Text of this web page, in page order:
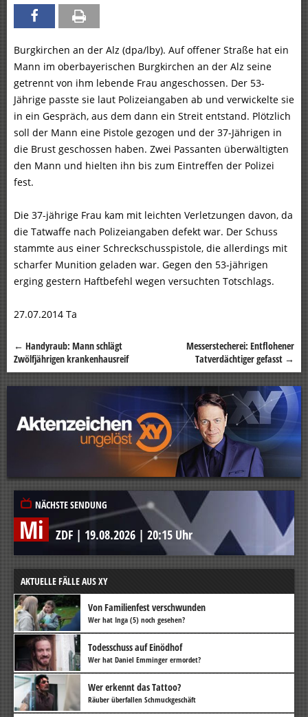
Burgkirchen an der Alz (dpa/lby). Auf offener Straße hat ein
Mann im oberbayerischen Burgkirchen an der Alz seine
getrennt von ihm lebende Frau angeschossen. Der 53-
Jährige passte sie laut Polizeiangaben ab und verwickelte sie
in ein Gespräch, aus dem dann ein Streit entstand. Plötzlich
soll der Mann eine Pistole gezogen und der 37-Jährigen in
die Brust geschossen haben. Zwei Passanten überwältigten
den Mann und hielten ihn bis zum Eintreffen der Polizei
fest.
Die 37-jährige Frau kam mit leichten Verletzungen davon, da
die Tatwaffe nach Polizeiangaben defekt war. Der Schuss
stammte aus einer Schreckschusspistole, die allerdings mit
scharfer Munition geladen war. Gegen den 53-jährigen
erging gestern Haftbefehl wegen versuchten Totschlags.
27.07.2014 Ta
Beitragsnavigation
← Handyraub: Mann schlägt
Zwölfjährigen krankenhausreif
Messerstecherei: Entflohener
Tatverdächtiger gefasst →
NÄCHSTE SENDUNG
Mi ZDF | 19.08.2026 | 20:15 Uhr
AKTUELLE FÄLLE AUS XY
Von Familienfest verschwunden
Wer hat Inga (5) noch gesehen?
Todesschuss auf Einödhof
Wer hat Daniel Emminger ermordet?
Wer erkennt das Tattoo?
Räuber überfallen Schmuckgeschäft